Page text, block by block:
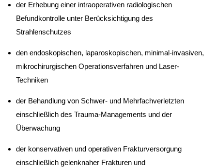
der Erhebung einer intraoperativen radiologischen
Befundkontrolle unter Berücksichtigung des
Strahlenschutzes
den endoskopischen, laparoskopischen, minimal-invasiven,
mikrochirurgischen Operationsverfahren und Laser-
Techniken
der Behandlung von Schwer- und Mehrfachverletzten
einschließlich des Trauma-Managements und der
Überwachung
der konservativen und operativen Frakturversorgung
einschließlich gelenknaher Frakturen und